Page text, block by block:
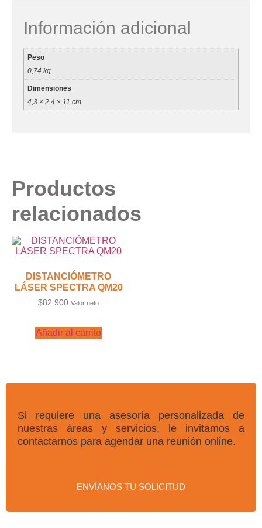
Información adicional
Peso
0,74 kg
Dimensiones
4,3 × 2,4 × 11 cm
Productos
relacionados
DISTANCIÓMETRO
LÁSER SPECTRA QM20
$82.900 Valor neto
Añadir al carrito
Si requiere una asesoría personalizada de
nuestras áreas y servicios, le invitamos a
contactarnos para agendar una reunión online.
ENVÍANOS TU SOLICITUD